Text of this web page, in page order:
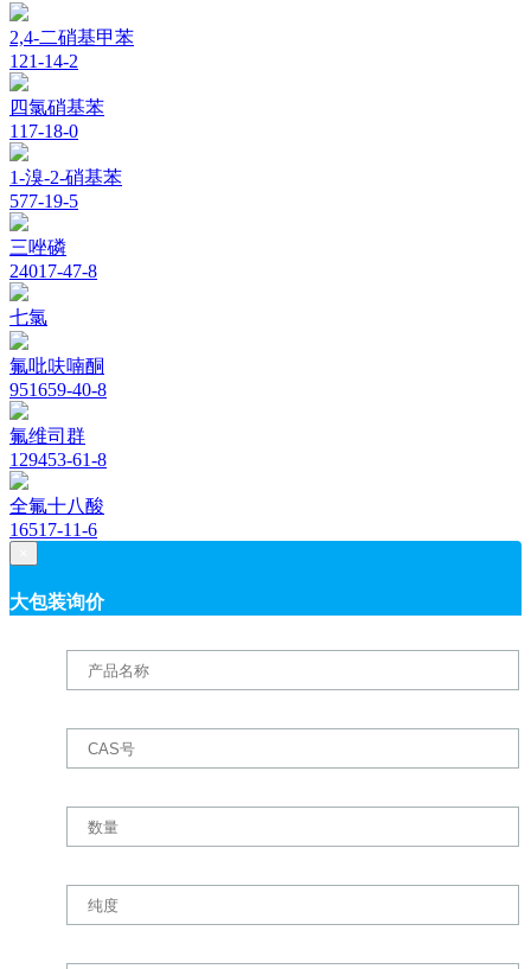
2,4-二硝基甲苯
121-14-2
四氯硝基苯
117-18-0
1-溴-2-硝基苯
577-19-5
三唑磷
24017-47-8
七氯
氟吡呋喃酮
951659-40-8
氟维司群
129453-61-8
全氟十八酸
16517-11-6
大包装询价